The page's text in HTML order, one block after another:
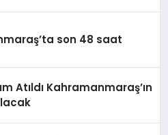
Kahramanmaraş’ta son 48 saat
Atıldı Kahramanmaraş’ın